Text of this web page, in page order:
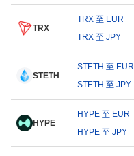
TRX
TRX 至 EUR
TRX 至 JPY
STETH
STETH 至 EUR
STETH 至 JPY
HYPE
HYPE 至 EUR
HYPE 至 JPY